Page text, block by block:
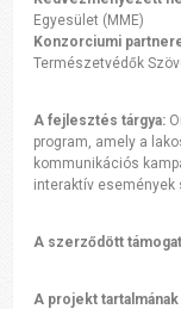
Egyesület (MME)
Konzorciumi
Természetvédők
A fejlesztés tárgya:
program, amely a
kommunikációs
interaktív események
A szerződött
A projekt